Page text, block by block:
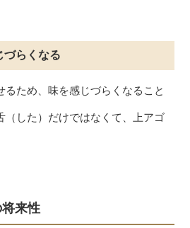
づらくなる
るため、味を感じづらくなること
（した）だけではなくて、上アゴ
来性